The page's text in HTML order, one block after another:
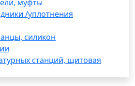
муфты
/уплотнения
силикон
станций, щитовая